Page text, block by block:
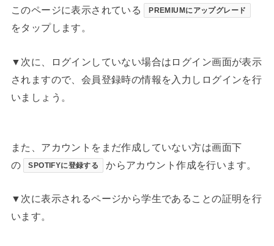
このページに表示されている PREMIUMにアップグレード
をタップします。
▼次に、ログインしていない場合はログイン画面が表示
されますので、会員登録時の情報を入力しログインを行
いましょう。
また、アカウントをまだ作成していない方は画面下
の
SPOTIFYに登録する からアカウント作成を行います。
▼次に表示されるページから学生であることの証明を行
います。